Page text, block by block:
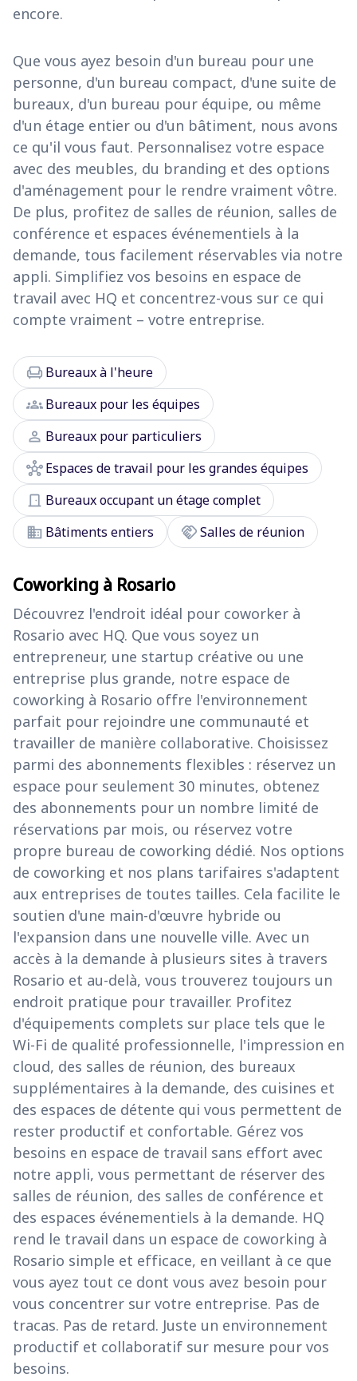
encore.
Que vous ayez besoin d'un bureau pour une
personne, d'un bureau compact, d'une suite de
bureaux, d'un bureau pour équipe, ou même
d'un étage entier ou d'un bâtiment, nous avons
ce qu'il vous faut. Personnalisez votre espace
avec des meubles, du branding et des options
d'aménagement pour le rendre vraiment vôtre.
De plus, profitez de salles de réunion, salles de
conférence et espaces événementiels à la
demande, tous facilement réservables via notre
appli. Simplifiez vos besoins en espace de
travail avec HQ et concentrez-vous sur ce qui
compte vraiment – votre entreprise.
chair Bureaux à l'heure
groupsBureaux pour les équipes
person Bureaux pour particuliers
hubEspaces de travail pour les grandes équipes
door_front Bureaux occupant un étage complet
domain Bâtiments entiers handshakeSalles de réunion
Coworking à Rosario
Découvrez l'endroit idéal pour coworker à
Rosario avec HQ. Que vous soyez un
entrepreneur, une startup créative ou une
entreprise plus grande, notre espace de
coworking à Rosario offre l'environnement
parfait pour rejoindre une communauté et
travailler de manière collaborative. Choisissez
parmi des abonnements flexibles : réservez un
espace pour seulement 30 minutes, obtenez
des abonnements pour un nombre limité de
réservations par mois, ou réservez votre
propre bureau de coworking dédié. Nos options
de coworking et nos plans tarifaires s'adaptent
aux entreprises de toutes tailles. Cela facilite le
soutien d'une main-d'œuvre hybride ou
l'expansion dans une nouvelle ville. Avec un
accès à la demande à plusieurs sites à travers
Rosario et au-delà, vous trouverez toujours un
endroit pratique pour travailler. Profitez
d'équipements complets sur place tels que le
Wi-Fi de qualité professionnelle, l'impression en
cloud, des salles de réunion, des bureaux
supplémentaires à la demande, des cuisines et
des espaces de détente qui vous permettent de
rester productif et confortable. Gérez vos
besoins en espace de travail sans effort avec
notre appli, vous permettant de réserver des
salles de réunion, des salles de conférence et
des espaces événementiels à la demande. HQ
rend le travail dans un espace de coworking à
Rosario simple et efficace, en veillant à ce que
vous ayez tout ce dont vous avez besoin pour
vous concentrer sur votre entreprise. Pas de
tracas. Pas de retard. Juste un environnement
productif et collaboratif sur mesure pour vos
besoins.